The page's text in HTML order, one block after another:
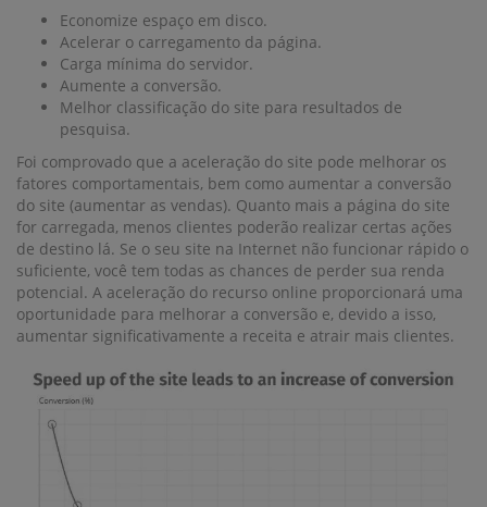
Economize espaço em disco.
Acelerar o carregamento da página.
Carga mínima do servidor.
Aumente a conversão.
Melhor classificação do site para resultados de
pesquisa.
Foi comprovado que a aceleração do site pode melhorar os
fatores comportamentais, bem como aumentar a conversão
do site (aumentar as vendas). Quanto mais a página do site
for carregada, menos clientes poderão realizar certas ações
de destino lá. Se o seu site na Internet não funcionar rápido o
suficiente, você tem todas as chances de perder sua renda
potencial. A aceleração do recurso online proporcionará uma
oportunidade para melhorar a conversão e, devido a isso,
aumentar significativamente a receita e atrair mais clientes.